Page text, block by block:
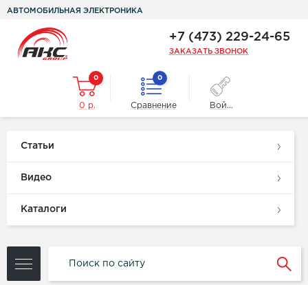
АВТОМОБИЛЬНАЯ ЭЛЕКТРОНИКА
+7 (473) 229-24-65
ЗАКАЗАТЬ ЗВОНОК
0
0 р.
0
Сравнение Войти
Статьи
Видео
Каталоги